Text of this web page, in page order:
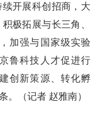
开展科创招商，大
极拓展与长三角、
加强与国家级实验
鲁科技人才促进行
创新策源、转化孵
。（记者 赵雅南）